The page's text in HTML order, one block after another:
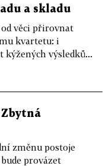
a skladu
věci přirovnat
kvartetu: i
výsledků...
Zbytná
změnu postoje
provázet